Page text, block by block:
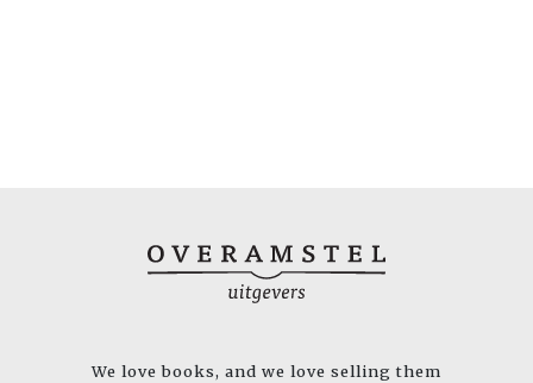
We love books, and we love selling them